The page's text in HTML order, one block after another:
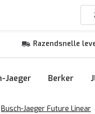
Razendsnelle
Jaeger Berker
Busch-Jaeger Future Linear